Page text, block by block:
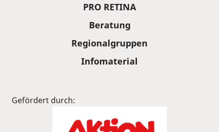
PRO RETINA
Beratung
Regionalgruppen
Infomaterial
Gefördert durch: